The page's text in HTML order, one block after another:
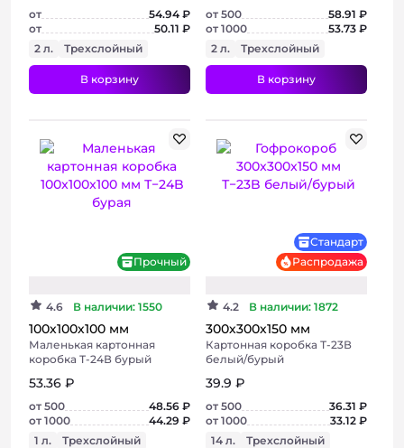
от
54.94 ₽
от
50.11 ₽
2 л.
Трехслойный
В корзину
от 500
58.91 ₽
от 1000
53.73 ₽
2 л.
Трехслойный
В корзину
Прочный
4.6 В наличии: 1550
100х100х100 мм
Маленькая картонная
коробка Т-24В бурый
53.36 ₽
от 500
48.56 ₽
от 1000
44.29 ₽
1 л.
Трехслойный
Стандарт
Распродажа
4.2 В наличии: 1872
300х300х150 мм
Картонная коробка Т-23В
белый/бурый
39.9 ₽
от 500
36.31 ₽
от 1000
33.12 ₽
14 л.
Трехслойный